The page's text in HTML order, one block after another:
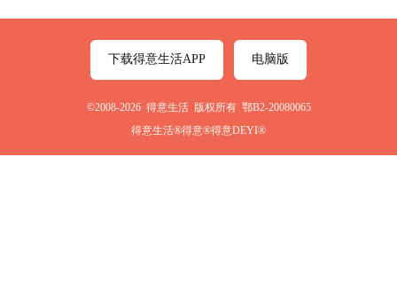
下载得意生活APP 电脑版
©2008-2026 得意生活 版权所有 鄂B2-20080065
得意生活®得意®得意DEYI®